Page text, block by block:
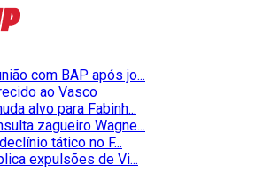
com BAP após jo...
ao Vasco
alvo para Fabinh...
zagueiro Wagne...
tático no F...
expulsões de Vi...